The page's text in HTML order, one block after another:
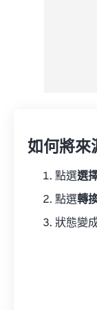
如何將來
點選選
點選轉
狀態變